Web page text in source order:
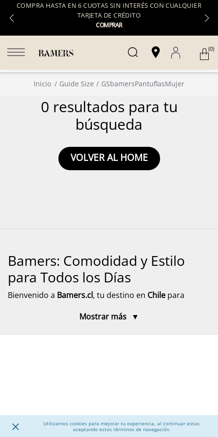
COMPRA HASTA EN 6 CUOTAS SIN INTERÉS CON CUALQUIER
TARJETA DE CRÉDITO
COMPRAR
Utilizamos cookies para mejorar tu experiencia, al continuar estas
aceptando estos términos de navegación
(0)
Inicio Guide Size GSbamersPantuflasMujer
0 resultados para tu
búsqueda
VOLVER AL HOME
Bamers: Comodidad y Estilo
para Todos los Días
Bienvenido a Bamers.cl, tu destino en Chile para
toda la familia. Aquí encontrarás modelos pensados
Calzado para Mujer
Descubre una amplia selección decalzado para mujer
Mostrar más